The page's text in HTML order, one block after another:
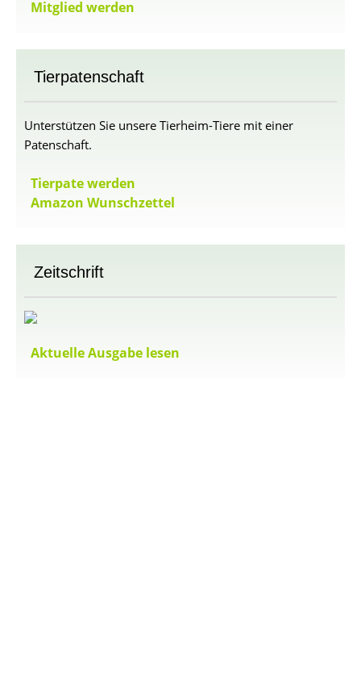
Mitglied werden
Tierpatenschaft
Unterstützen Sie unsere Tierheim-Tiere mit einer
Patenschaft.
Tierpate werden
Amazon Wunschzettel
Zeitschrift
Aktuelle Ausgabe lesen